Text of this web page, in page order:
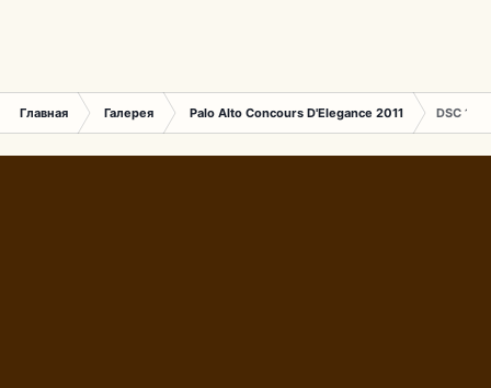
Главная Галерея Palo Alto Concours D'Elegance 2011 DSC